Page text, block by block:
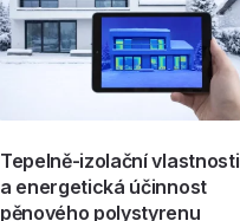
Tepelně-izolační vlastnosti
a energetická účinnost
pěnového polystyrenu